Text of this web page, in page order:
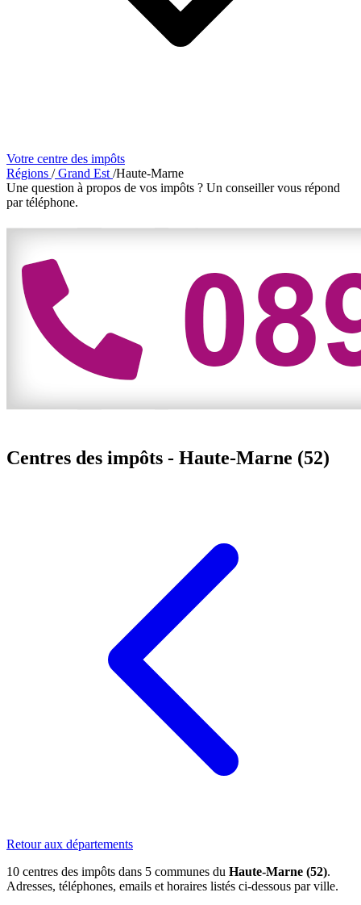
Votre centre des impôts
Régions /Grand Est /Haute-Marne
Une question à propos de vos impôts ? Un conseiller vous répond
par téléphone.
Centres des impôts - Haute-Marne (52)
Retour aux départements
10 centres des impôts dans 5 communes du Haute-Marne (52).
Adresses, téléphones, emails et horaires listés ci-dessous par ville.